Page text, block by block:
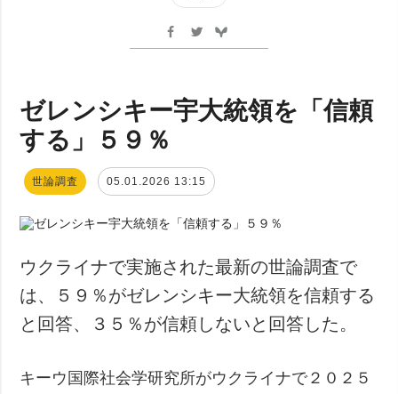
ゼレンシキー宇大統領を「信頼
する」５９％
世論調査 05.01.2026 13:15
ウクライナで実施された最新の世論調査で
は、５９％がゼレンシキー大統領を信頼する
と回答、３５％が信頼しないと回答した。
キーウ国際社会学研究所がウクライナで２０２５